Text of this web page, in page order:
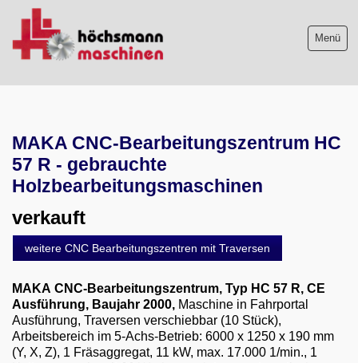
Menü
Maschinenankauf
Shop
Videos
Service
Wir über uns
06103-9744-0
MAKA CNC-Bearbeitungszentrum HC
57 R - gebrauchte
Holzbearbeitungsmaschinen
verkauft
weitere CNC Bearbeitungszentren mit Traversen
MAKA CNC-Bearbeitungszentrum, Typ HC 57 R, CE
Ausführung, Baujahr 2000, Maschine in Fahrportal
Ausführung, Traversen verschiebbar (10 Stück),
Arbeitsbereich im 5-Achs-Betrieb: 6000 x 1250 x 190 mm
(Y, X, Z), 1 Fräsaggregat, 11 kW, max. 17.000 1/min., 1